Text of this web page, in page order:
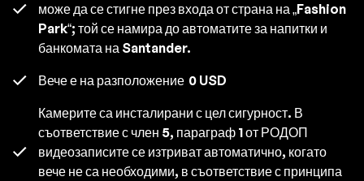
може да се стигне през входа от страна на „Fashion
Park“; той се намира до автоматите за напитки и
банкомата на Santander.
Вече е на разположение 0 USD
Камерите са инсталирани с цел сигурност. В
съответствие с член 5, параграф 1 от РОДОП
видеозаписите се изтриват автоматично, когато
вече не са необходими, в съответствие с принципа